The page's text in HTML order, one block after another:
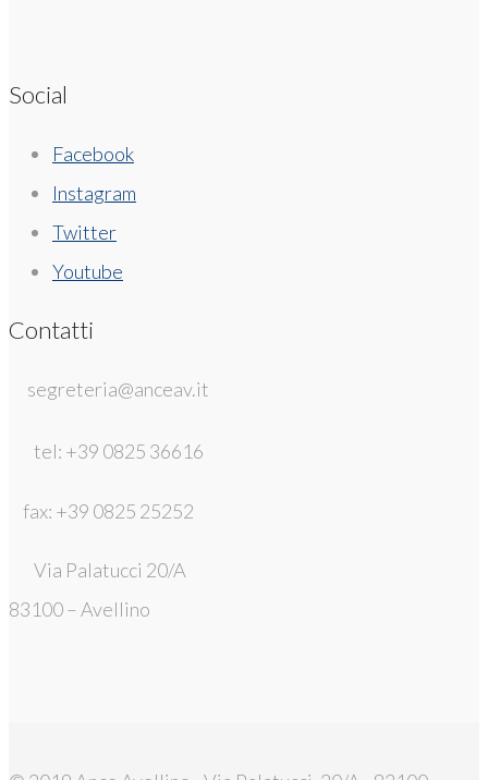
Social
Facebook
Instagram
Twitter
Youtube
Contatti
segreteria@anceav.it
tel: +39 0825 36616
fax: +39 0825 25252
Via Palatucci 20/A
83100 – Avellino